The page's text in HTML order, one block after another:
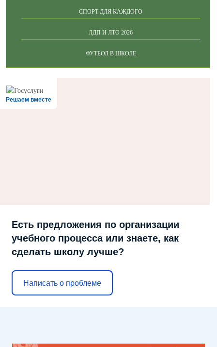
СПОРТ ДЛЯ КАЖДОГО
ЛДП И ЛТО 2026
ФУТБОЛ В ШКОЛЕ
Решаем вместе
Есть предложения по организации
учебного процесса или знаете, как
сделать школу лучше?
Написать о проблеме